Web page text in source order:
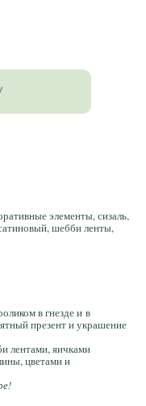
элементы, сизаль,
шебби ленты,
в гнезде и в
презент и украшение
лентами, яичками
цветами и